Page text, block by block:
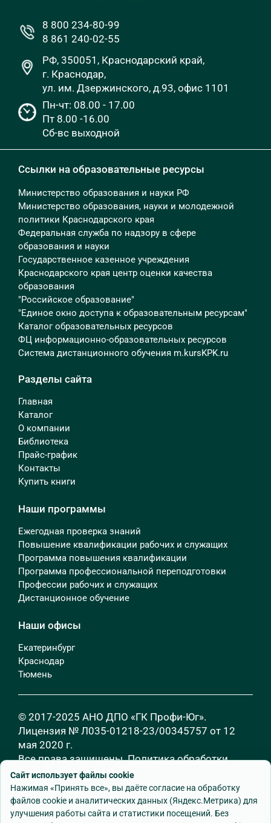
8 800 234-80-99
8 861 240-02-55
РФ, 350051, Краснодарский край,
г. Краснодар,
ул. им. Дзержинского, д.93, офис 1101
Пн-чт: 08.00 - 17.00
Пт 8.00 -16.00
Сб-вс выходной
Ссылки на образовательные ресурсы
Министерство образования и науки РФ
Министерство образования, науки и молодежной
политики Краснодарского края
Федеральная служба по надзору в сфере
образования и науки
Государственное казенное учреждения
Краснодарского края центр оценки качества
образования
"Российское образование"
"Единое окно доступа к образовательным ресурсам"
Каталог образовательных ресурсов
ФЦ информационно-образовательных ресурсов
Система дистанционного обучения m.kursKPK.ru
Разделы сайта
Главная
Каталог
О компании
Библиотека
Прайс-график
Контакты
Купить книги
Наши программы
Ежегодная проверка знаний
Повышение квалификации рабочих и служащих
Программа повышения квалификации
Программа профессиональной переподготовки
Профессии рабочих и служащих
Дистанционное обучение
Наши офисы
Екатеринбург
Краснодар
Тюмень
© 2017-2025 АНО ДПО «ГК Профи-Юг».
Лицензия № Л035-01218-23/00345757 от 12
мая 2020 г.
Все права защищены.Политика обработки
персональных данных
Сайт использует файлы cookie
Нажимая «Принять все», вы даёте согласие на обработку
файлов cookie и аналитических данных (Яндекс.Метрика) для
улучшения работы сайта и статистики посещений. Без